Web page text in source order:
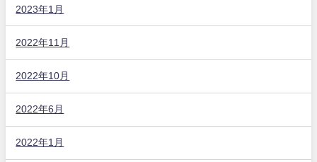
2023年1月
2022年11月
2022年10月
2022年6月
2022年1月